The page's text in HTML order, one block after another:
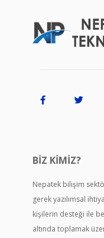
BIZ KIMIZ?
Nepatek bilişim
gerek yazılımsal
kişilerin desteği ile
altında toplamak